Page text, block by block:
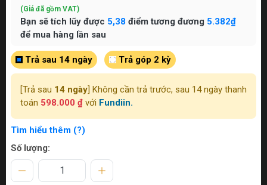
(Giá đã gồm VAT)
Bạn sẽ tích lũy được 5,38 điểm tương đương 5.382₫
để mua hàng lần sau
Trả sau 14 ngày Trả góp 2 kỳ
[Trả sau 14 ngày ] Không cần trả trước, sau 14 ngày thanh
toán 598.000 ₫ với Fundiin.
Tìm hiểu thêm (?)
Số lượng: